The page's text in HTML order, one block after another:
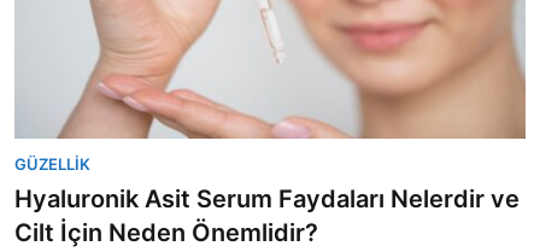
GÜZELLIK
Hyaluronik Asit Serum Faydaları Nelerdir ve
Cilt İçin Neden Önemlidir?